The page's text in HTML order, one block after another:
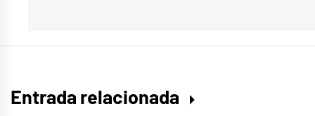
Entrada relacionada